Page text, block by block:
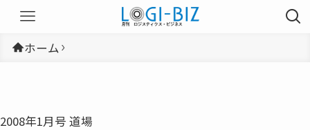
ホーム
2008年1月号 道場